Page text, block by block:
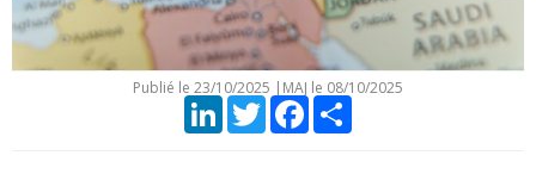
Publié le 23/10/2025 | MAJ le 08/10/2025
LinkedInTwitterFacebook